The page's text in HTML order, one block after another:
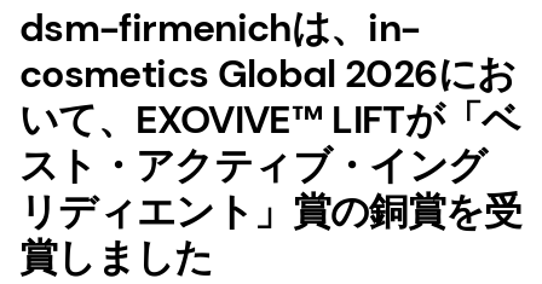
dsm-firmenichは、in-
cosmetics Global 2026にお
いて、EXOVIVE™ LIFTが「ベ
スト・アクティブ・イング
リディエント」賞の銅賞を受
賞しました